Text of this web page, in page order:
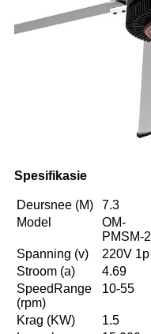
Spesifikasie
Deursnee (M) 7.3
Model
OM-
PMSM-
Spanning (v)
220V 1p
Stroom (a)
4.69
SpeedRange
(rpm)
10-55
Krag (KW) 1.5